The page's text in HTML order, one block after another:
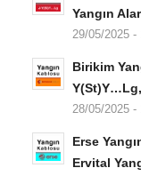
Yangın
29/05/2025 -
Birikim
28/05/2025 -
Erse
Ervital